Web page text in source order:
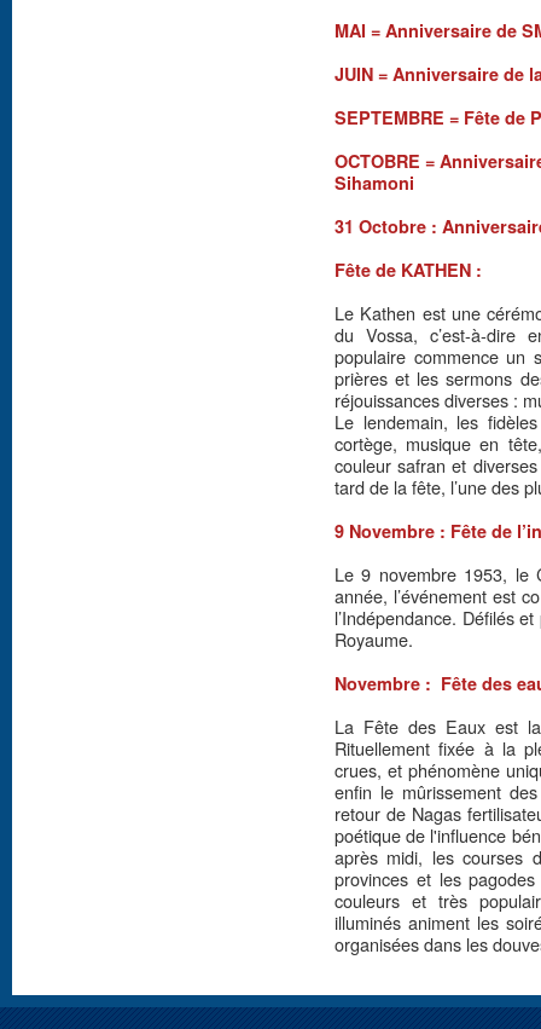
MAI = Anniversaire de
JUIN = Anniversaire de
SEPTEMBRE = Fête de
OCTOBRE =
Sihamoni
31 Octobre :
Fête de KATHEN :
Le Kathen est une
du Vossa, c’est-à-dire
populaire commence un
prières et les sermons
réjouissances diverses :
Le lendemain, les
cortège, musique en
couleur safran et
tard de la fête, l’une des
9 Novembre : Fête de
Le 9 novembre 1953, le
année, l’événement est
l’Indépendance. Défilés
Royaume.
Novembre : Fête des
La Fête des Eaux est
Rituellement fixée à la
crues, et phénomène
enfin le mûrissement
retour de Nagas
poétique de l'influence
après midi, les courses
provinces et les
couleurs et très
illuminés animent les
organisées dans les